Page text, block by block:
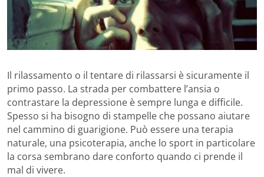
Il rilassamento o il tentare di rilassarsi è sicuramente il
primo passo. La strada per combattere l’ansia o
contrastare la depressione è sempre lunga e difficile.
Spesso si ha bisogno di stampelle che possano aiutare
nel cammino di guarigione. Può essere una terapia
naturale, una psicoterapia, anche lo sport in particolare
la corsa sembrano dare conforto quando ci prende il
mal di vivere.